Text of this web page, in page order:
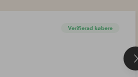
Verifierad købere